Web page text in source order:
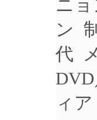
ニ
ン
代
ィ